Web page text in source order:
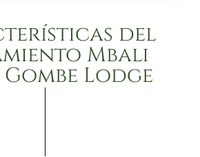
del
Mbali
Lodge